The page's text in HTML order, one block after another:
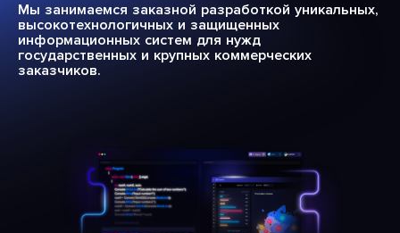
Мы занимаемся заказной разработкой уникальных,
высокотехнологичных и защищенных
информационных систем для нужд
государственных и крупных коммерческих
заказчиков.